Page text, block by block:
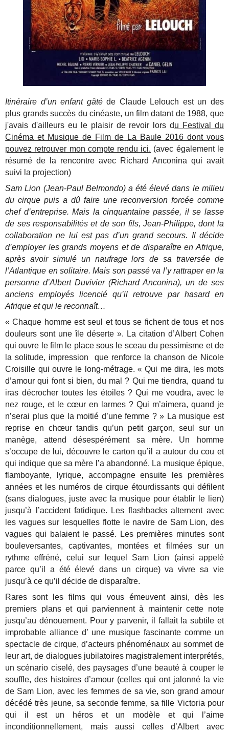
Itinéraire d’un enfant gâtéde Claude Lelouch est un des
plus grands succès du cinéaste, un film datant de 1988, que
j'avais d'ailleurs eu le plaisir de revoir lors du Festival du
Cinéma et Musique de Film de La Baule 2016 dont vous
pouvez retrouver mon compte rendu ici. (avec également le
résumé de la rencontre avec Richard Anconina qui avait
suivi la projection)
Sam Lion (Jean-Paul Belmondo) a été élevé dans le milieu
du cirque puis a dû faire une reconversion forcée comme
chef d’entreprise. Mais la cinquantaine passée, il se lasse
de ses responsabilités et de son fils, Jean-Philippe, dont la
collaboration ne lui est pas d’un grand secours. Il décide
d’employer les grands moyens et de disparaître en Afrique,
après avoir simulé un naufrage lors de sa traversée de
l’Atlantique en solitaire. Mais son passé va l’y rattraper en la
personne d’Albert Duvivier (Richard Anconina), un de ses
anciens employés licencié qu’il retrouve par hasard en
Afrique et qui le reconnaît…
« Chaque homme est seul et tous se fichent de tous et nos
douleurs sont une île déserte ». La citation d’Albert Cohen
qui ouvre le film le place sous le sceau du pessimisme et de
la solitude, impression que renforce la chanson de Nicole
Croisille qui ouvre le long-métrage. « Qui me dira, les mots
d’amour qui font si bien, du mal ? Qui me tiendra, quand tu
iras décrocher toutes les étoiles ? Qui me voudra, avec le
nez rouge, et le cœur en larmes ? Qui m’aimera, quand je
n’serai plus que la moitié d’une femme ? » La musique est
reprise en chœur tandis qu’un petit garçon, seul sur un
manège, attend désespérément sa mère. Un homme
s’occupe de lui, découvre le carton qu’il a autour du cou et
qui indique que sa mère l’a abandonné. La musique épique,
flamboyante, lyrique, accompagne ensuite les premières
années et les numéros de cirque étourdissants qui défilent
(sans dialogues, juste avec la musique pour établir le lien)
jusqu’à l’accident fatidique. Les flashbacks alternent avec
les vagues sur lesquelles flotte le navire de Sam Lion, des
vagues qui balaient le passé. Les premières minutes sont
bouleversantes, captivantes, montées et filmées sur un
rythme effréné, celui sur lequel Sam Lion (ainsi appelé
parce qu’il a été élevé dans un cirque) va vivre sa vie
jusqu’à ce qu’il décide de disparaître.
Rares sont les films qui vous émeuvent ainsi, dès les
premiers plans et qui parviennent à maintenir cette note
jusqu’au dénouement. Pour y parvenir, il fallait la subtile et
improbable alliance d’ une musique fascinante comme un
spectacle de cirque, d’acteurs phénoménaux au sommet de
leur art, de dialogues jubilatoires magistralement interprétés,
un scénario ciselé, des paysages d’une beauté à couper le
souffle, des histoires d’amour (celles qui ont jalonné la vie
de Sam Lion, avec les femmes de sa vie, son grand amour
décédé très jeune, sa seconde femme, sa fille Victoria pour
qui il est un héros et un modèle et qui l’aime
inconditionnellement, mais aussi celles d’Albert avec